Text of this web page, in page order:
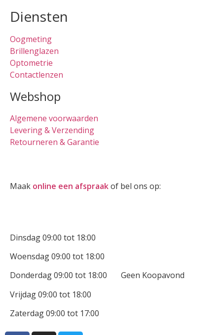
Diensten
Oogmeting
Brillenglazen
Optometrie
Contactlenzen
Webshop
Algemene voorwaarden
Levering & Verzending
Retourneren & Garantie
Maak online een afspraakof bel ons op:
Dinsdag 09:00 tot 18:00
Woensdag 09:00 tot 18:00
Donderdag 09:00 tot 18:00 Geen Koopavond
Vrijdag 09:00 tot 18:00
Zaterdag 09:00 tot 17:00